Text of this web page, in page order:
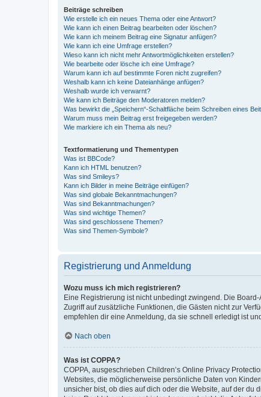
Beiträge schreiben
Wie erstelle ich ein neues Thema oder eine Antwort?
Wie kann ich einen Beitrag bearbeiten oder löschen?
Wie kann ich meinem Beitrag eine Signatur anfügen?
Wie kann ich eine Umfrage erstellen?
Wieso kann ich nicht mehr Antwortmöglichkeiten erstellen?
Wie bearbeite oder lösche ich eine Umfrage?
Warum kann ich auf bestimmte Foren nicht zugreifen?
Weshalb kann ich keine Dateianhänge anfügen?
Weshalb wurde ich verwarnt?
Wie kann ich Beiträge den Moderatoren melden?
Was bewirkt die „Speichern“-Schaltfläche beim Schreiben eines
Warum muss mein Beitrag erst freigegeben werden?
Wie markiere ich ein Thema als neu?
Textformatierung und Thementypen
Was ist BBCode?
Kann ich HTML benutzen?
Was sind Smileys?
Kann ich Bilder in meine Beiträge einfügen?
Was sind globale Bekanntmachungen?
Was sind Bekanntmachungen?
Was sind wichtige Themen?
Was sind geschlossene Themen?
Was sind Themen-Symbole?
Registrierung und Anmeldung
Wozu muss ich mich registrieren?
Eine Registrierung ist nicht unbedingt zwingend. Die
Zugriff auf zusätzliche Funktionen, die Gästen nicht zur
empfehlen dir eine Anmeldung, da sie schnell erledigt ist
Nach oben
Was ist COPPA?
COPPA, ausgeschrieben Children’s Online Privacy
Websites, die möglicherweise persönliche Daten von
unsicher bist, ob dies auf dich oder die Website, auf der du